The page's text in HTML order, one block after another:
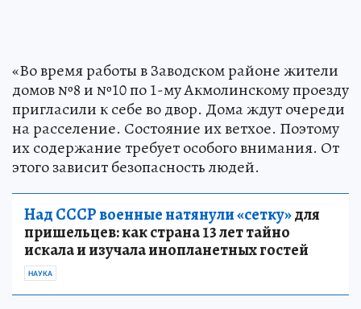
«Во время работы в Заводском районе жители
домов №8 и №10 по 1-му Акмолинскому проезду
пригласили к себе во двор. Дома ждут очереди
на расселение. Состояние их ветхое. Поэтому
их содержание требует особого внимания. От
этого зависит безопасность людей.
Над СССР военные натянули «сетку»для
пришельцев: как страна 13 лет тайно
искала и изучала инопланетных гостей
НАУКА